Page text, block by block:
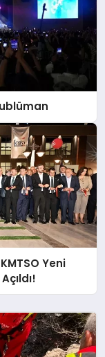
Yeni